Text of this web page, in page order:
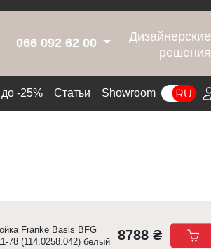
066 092 62 00
Дизайнерские
решения
-25% Статьи Showroom
Franke Basis BFG
78 (114.0258.042) белый
8788 ₴